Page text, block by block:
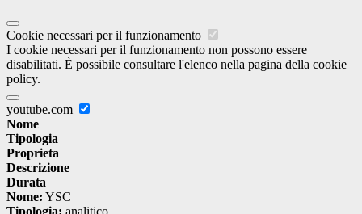
Cookie necessari per il funzionamento
I cookie necessari per il funzionamento non possono essere
disabilitati. È possibile consultare l'elenco nella pagina della cookie
policy.
youtube.com
Nome
Tipologia
Proprieta
Descrizione
Durata
Nome: YSC
Tipologia: analitico